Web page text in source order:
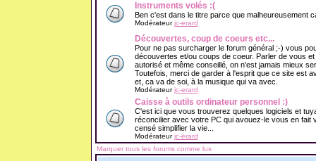
Instruments volés :(
Ben c'est dans le titre parce que malheureusement
Modérateurjc-erard
Découvertes, coup de coeurs etc...
Pour ne pas surcharger le forum général ;-) vous
découvertes et/ou coups de coeur. Parler de vous
autorisé et même conseillé, on n'est jamais mieux
Toutefois, merci de garder à l'esprit que ce site est
et, ca va de soi, à la musique qui va avec.
Modérateurjc-erard
Caisse à outils ordinateur personnel :)
C'est ici que vous trouverez quelques logiciels et
réconcilier avec votre PC qui avouez-le vous en fait
censé simplifier la vie...
Modérateurjc-erard
Marquer tous les forums comme lus